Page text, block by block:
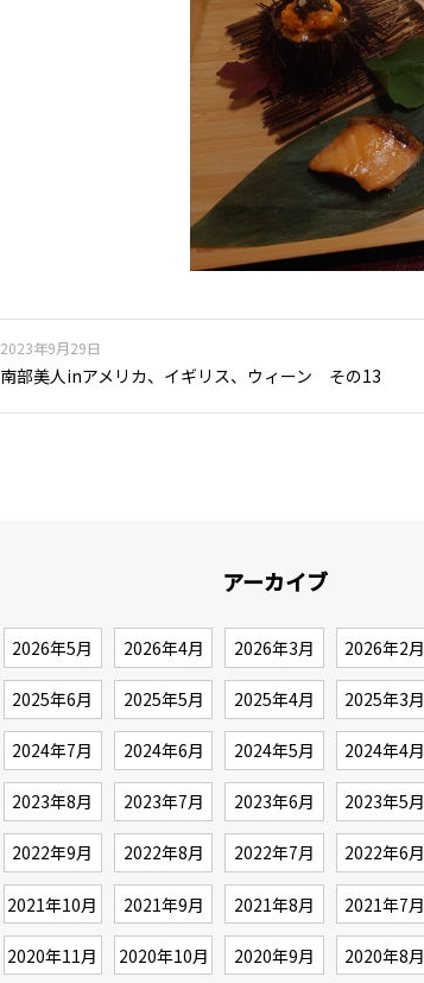
2023年9月29日
南部美人inアメリカ、イギリス、ウィーン その13
アーカイブ
2026年5月 2026年4月 2026年3月 2026年2月
2025年6月 2025年5月 2025年4月 2025年3月
2024年7月 2024年6月 2024年5月 2024年4月
2023年8月 2023年7月 2023年6月 2023年5月
2022年9月 2022年8月 2022年7月 2022年6月
2021年10月 2021年9月 2021年8月 2021年7月
2020年11月 2020年10月 2020年9月 2020年8月